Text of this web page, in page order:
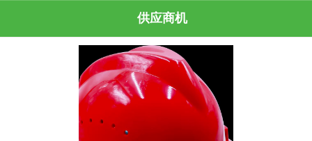
供应商机